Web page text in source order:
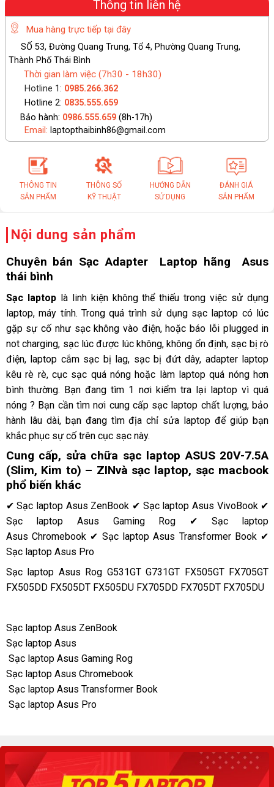
Thông tin liên hệ
Mua hàng trực tiếp tại đây
SỐ 53, Đường Quang Trung, Tổ 4, Phường Quang Trung,
Thành Phố Thái Bình
Thời gian làm việc (7h30 - 18h30)
Hotline 1: 0985.266.362
Hotline 2: 0835.555.659
Bảo hành: 0986.555.659 (8h-17h)
Email: laptopthaibinh86@gmail.com
THÔNG TIN
SẢN PHẨM
THÔNG SỐ
KỸ THUẬT
HƯỚNG DẪN
SỬ DỤNG
ĐÁNH GIÁ
SẢN PHẨM
Nội dung sản phẩm
Chuyên bán Sạc Adapter Laptop hãng Asus
thái bình
Sạc laptoplà linh kiện không thể thiếu trong việc sử dụng
laptop, máy tính. Trong quá trình sử dụng sạc laptop có lúc
gặp sự cố như sạc không vào điện, hoặc báo lỗi plugged in
not charging, sạc lúc được lúc không, không ổn định, sạc bị rò
điện, laptop cắm sạc bị lag, sạc bị đứt dây, adapter laptop
kêu rè rè, cục sạc quá nóng hoặc làm laptop quá nóng hơn
bình thường. Bạn đang tìm 1 nơi kiểm tra lại laptop vì quá
nóng ? Bạn cần tìm nơi cung cấp sạc laptop chất lượng, bảo
hành lâu dài, bạn đang tìm địa chỉ sửa laptop để giúp bạn
khắc phục sự cố trên cục sạc này.
Cung cấp, sửa chữa sạc laptop ASUS 20V-7.5A
(Slim, Kim to) – ZINvà sạc laptop, sạc macbook
phổ biến khác
✔ Sạc laptop Asus ZenBook ✔ Sạc laptop Asus VivoBook ✔
Sạc laptop Asus Gaming Rog ✔ Sạc laptop
Asus Chromebook ✔ Sạc laptop Asus Transformer Book ✔
Sạc laptop Asus Pro
Sạc laptop Asus Rog G531GT G731GT FX505GT FX705GT
FX505DD FX505DT FX505DU FX705DD FX705DT FX705DU
Sạc laptop Asus ZenBook
Sạc laptop Asus
Sạc laptop Asus Gaming Rog
Sạc laptop Asus Chromebook
Sạc laptop Asus Transformer Book
Sạc laptop Asus Pro